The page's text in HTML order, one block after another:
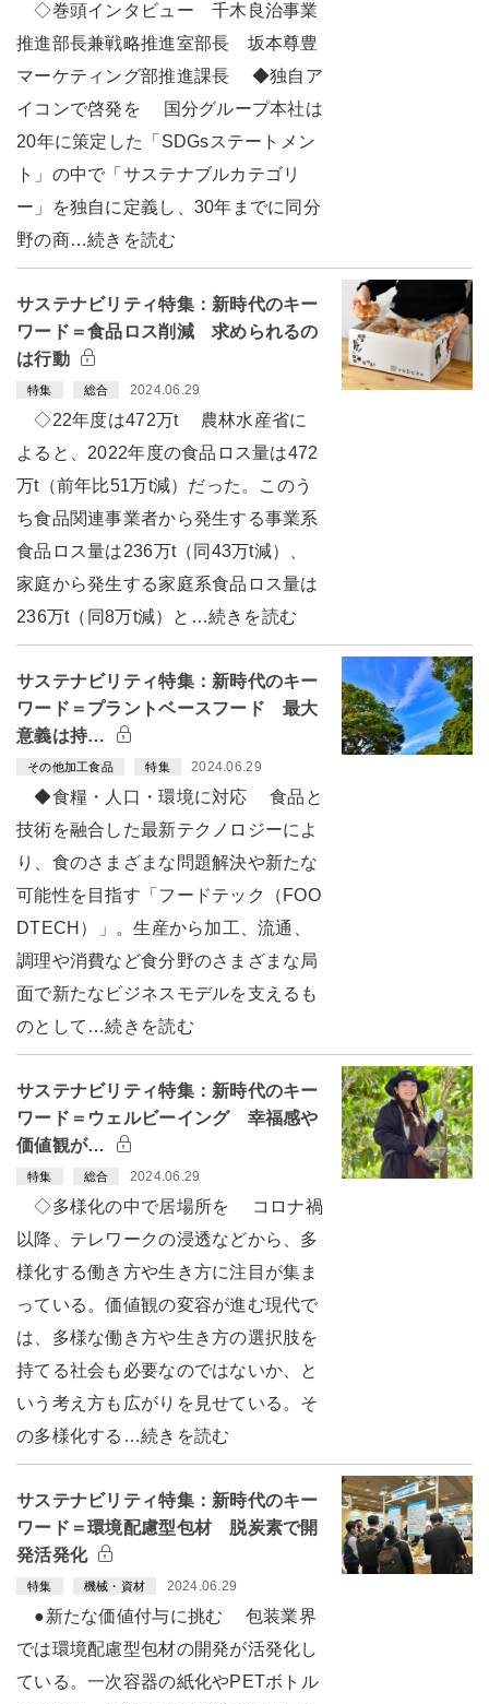
◇巻頭インタビュー 千木良治事業
推進部長兼戦略推進室部長 坂本尊豊
マーケティング部推進課長 ◆独自ア
イコンで啓発を 国分グループ本社は
20年に策定した「SDGsステートメン
ト」の中で「サステナブルカテゴリ
ー」を独自に定義し、30年までに同分
野の商…続きを読む
サステナビリティ特集：新時代のキー
ワード＝食品ロス削減 求められるの
は行動
特集 総合 2024.06.29
◇22年度は472万t 農林水産省に
よると、2022年度の食品ロス量は472
万t（前年比51万t減）だった。このう
ち食品関連事業者から発生する事業系
食品ロス量は236万t（同43万t減）、
家庭から発生する家庭系食品ロス量は
236万t（同8万t減）と…続きを読む
サステナビリティ特集：新時代のキー
ワード＝プラントベースフード 最大
意義は持…
その他加工食品 特集 2024.06.29
◆食糧・人口・環境に対応 食品と
技術を融合した最新テクノロジーによ
り、食のさまざまな問題解決や新たな
可能性を目指す「フードテック（FOO
DTECH）」。生産から加工、流通、
調理や消費など食分野のさまざまな局
面で新たなビジネスモデルを支えるも
のとして…続きを読む
サステナビリティ特集：新時代のキー
ワード＝ウェルビーイング 幸福感や
価値観が…
特集 総合 2024.06.29
◇多様化の中で居場所を コロナ禍
以降、テレワークの浸透などから、多
様化する働き方や生き方に注目が集ま
っている。価値観の変容が進む現代で
は、多様な働き方や生き方の選択肢を
持てる社会も必要なのではないか、と
いう考え方も広がりを見せている。そ
の多様化する…続きを読む
サステナビリティ特集：新時代のキー
ワード＝環境配慮型包材 脱炭素で開
発活発化
特集 機械・資材 2024.06.29
●新たな価値付与に挑む 包装業界
では環境配慮型包材の開発が活発化し
ている。一次容器の紙化やPETボトル